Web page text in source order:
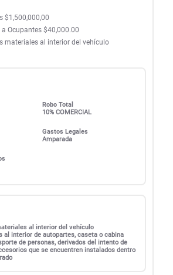
$1,500,000,00
Ocupantes $40,000.00
materiales al interior del vehículo
Robo Total
10% COMERCIAL
Gastos Legales
Amparada
al interior del vehículo
al interior de autopartes, caseta o cabina
de personas, derivados del intento de
que se encuentren instalados dentro